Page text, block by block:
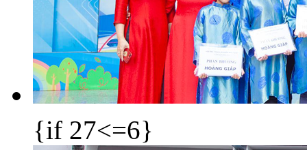
{if 27<=6}